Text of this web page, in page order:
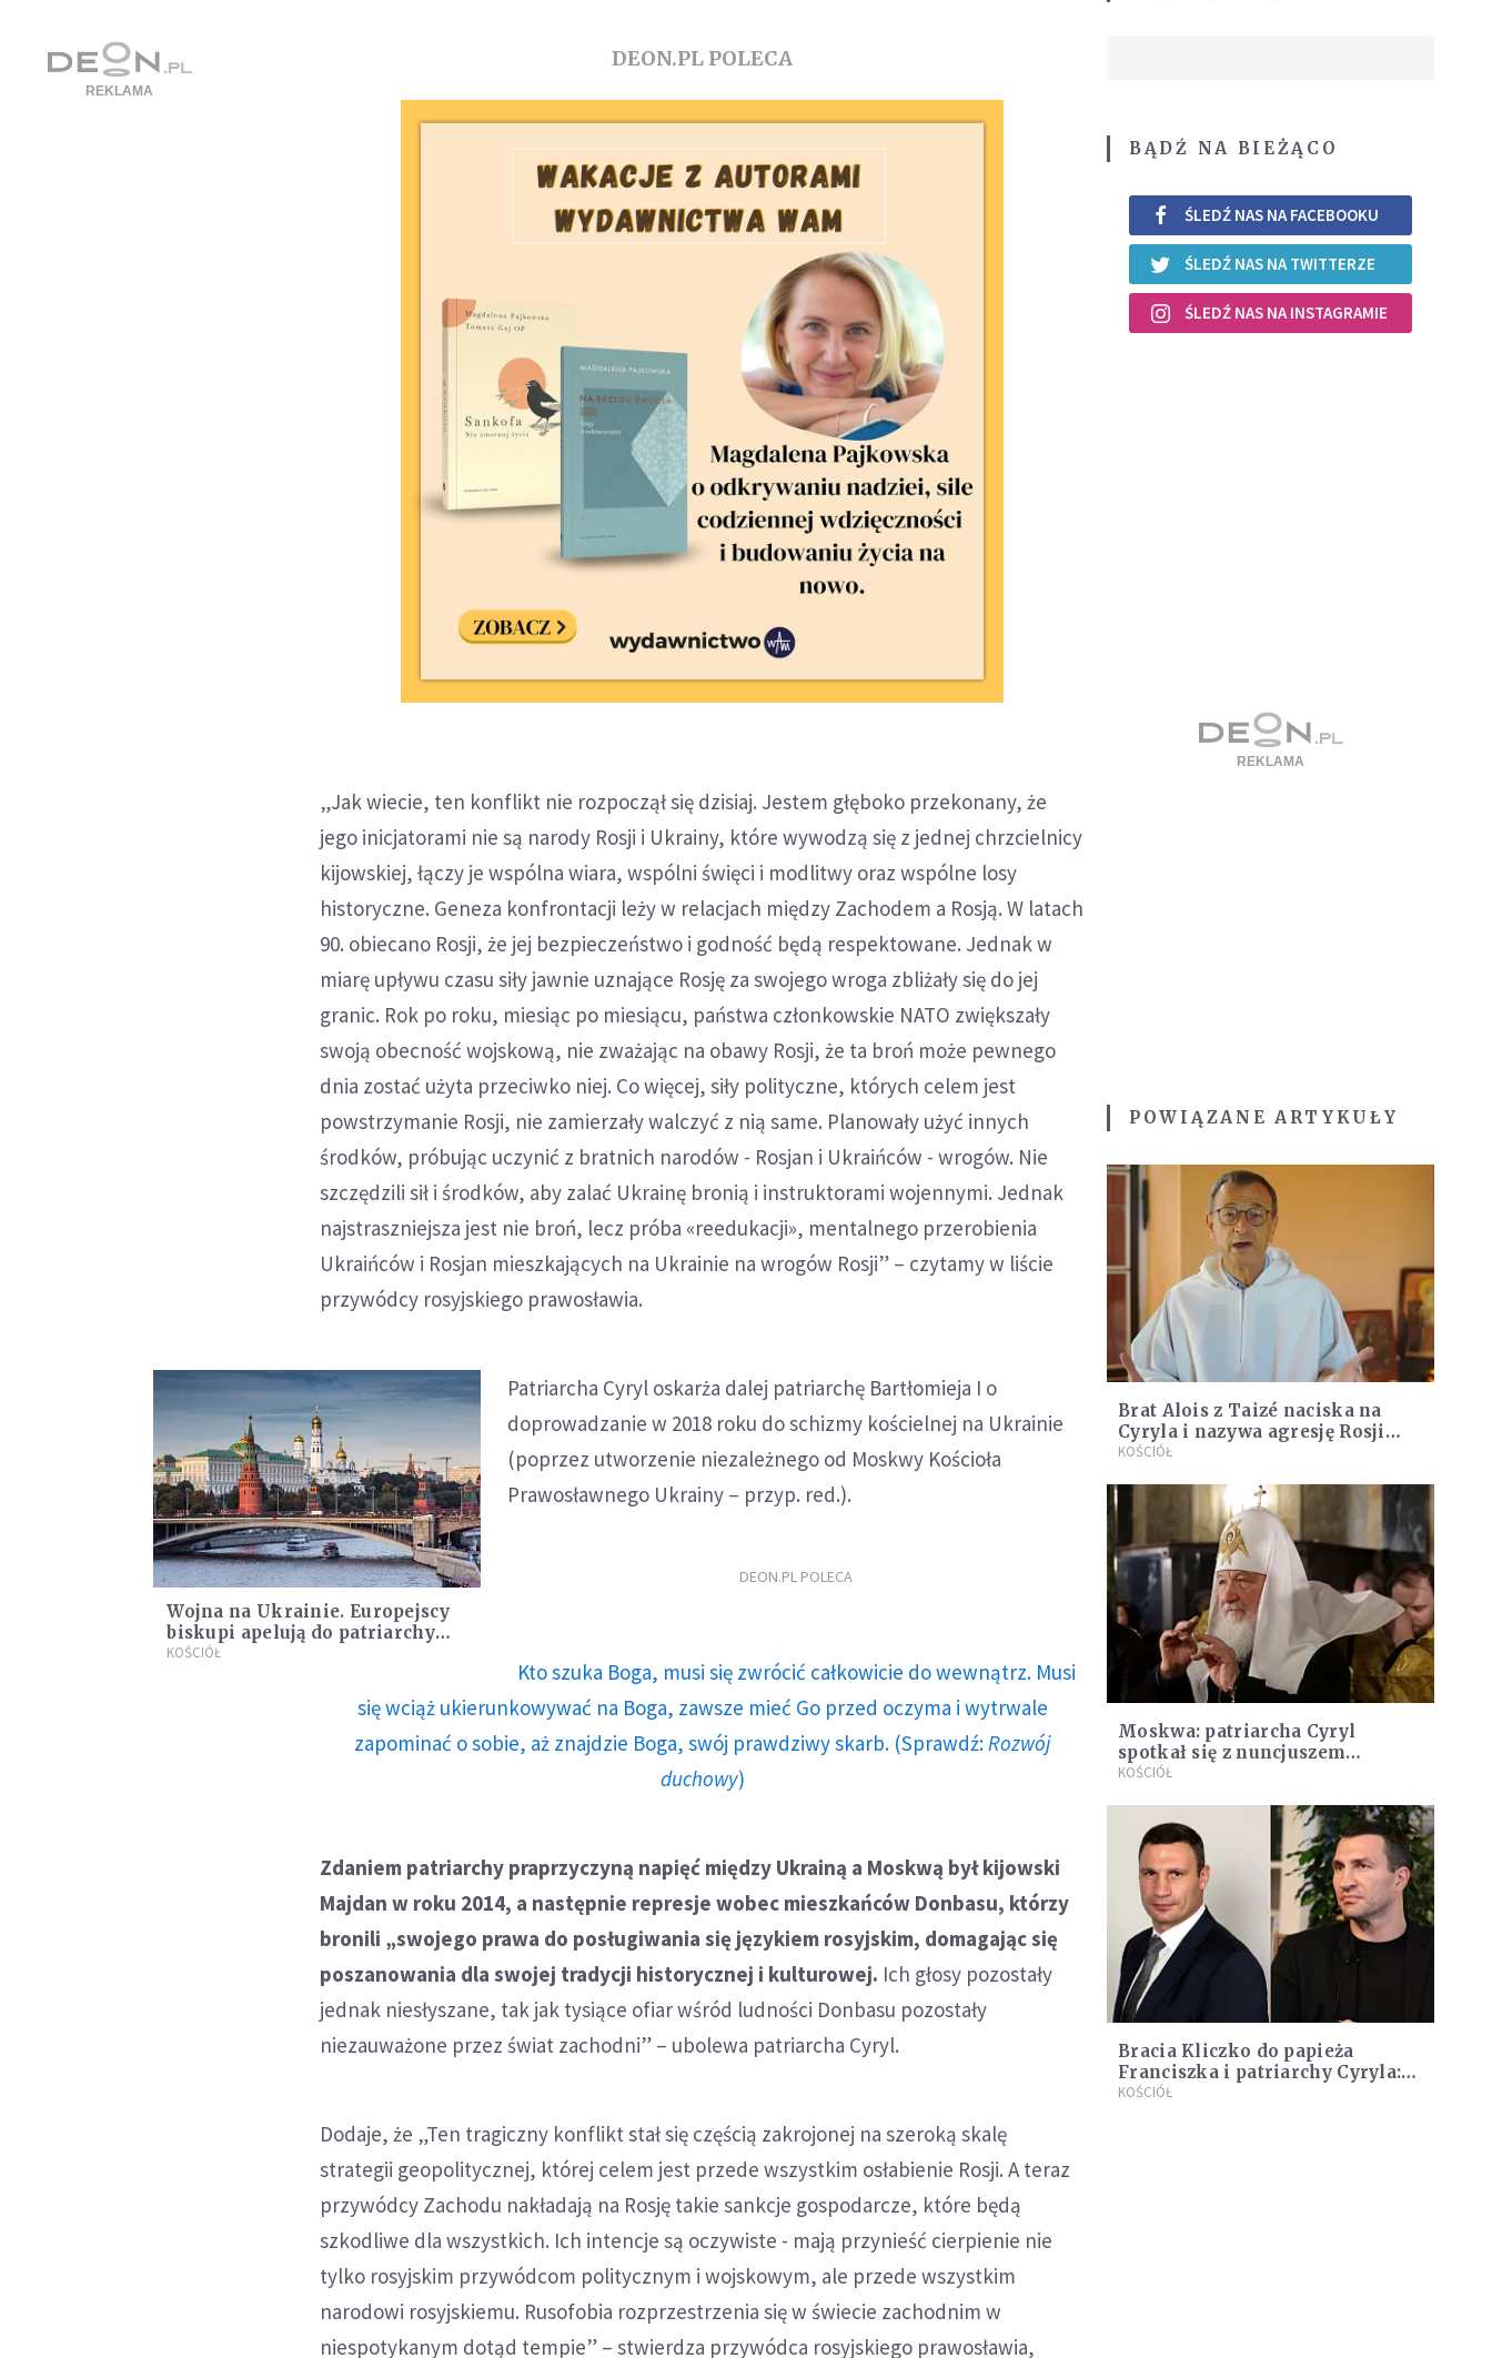
DEON.PL POLECA
„Jak wiecie, ten konflikt nie rozpoczął się dzisiaj. Jestem głęboko przekonany, że
jego inicjatorami nie są narody Rosji i Ukrainy, które wywodzą się z jednej chrzcielnicy
kijowskiej, łączy je wspólna wiara, wspólni święci i modlitwy oraz wspólne losy
historyczne. Geneza konfrontacji leży w relacjach między Zachodem a Rosją. W latach
90. obiecano Rosji, że jej bezpieczeństwo i godność będą respektowane. Jednak w
miarę upływu czasu siły jawnie uznające Rosję za swojego wroga zbliżały się do jej
granic. Rok po roku, miesiąc po miesiącu, państwa członkowskie NATO zwiększały
swoją obecność wojskową, nie zważając na obawy Rosji, że ta broń może pewnego
dnia zostać użyta przeciwko niej. Co więcej, siły polityczne, których celem jest
powstrzymanie Rosji, nie zamierzały walczyć z nią same. Planowały użyć innych
środków, próbując uczynić z bratnich narodów - Rosjan i Ukraińców - wrogów. Nie
szczędzili sił i środków, aby zalać Ukrainę bronią i instruktorami wojennymi. Jednak
najstraszniejsza jest nie broń, lecz próba «reedukacji», mentalnego przerobienia
Ukraińców i Rosjan mieszkających na Ukrainie na wrogów Rosji” – czytamy w liście
przywódcy rosyjskiego prawosławia.
Wojna na Ukrainie. Europejscy
biskupi apelują do patriarchy
moskiewskiego Cyryla
KOŚCIÓŁ
Patriarcha Cyryl oskarża dalej patriarchę Bartłomieja I o
doprowadzanie w 2018 roku do schizmy kościelnej na Ukrainie
(poprzez utworzenie niezależnego od Moskwy Kościoła
Prawosławnego Ukrainy – przyp. red.).
DEON.PL POLECA
Kto szuka Boga, musi się zwrócić całkowicie do wewnątrz. Musi
się wciąż ukierunkowywać na Boga, zawsze mieć Go przed oczyma i wytrwale
zapominać o sobie, aż znajdzie Boga, swój prawdziwy skarb. (Sprawdź: Rozwój
duchowy)
Zdaniem patriarchy praprzyczyną napięć między Ukrainą a Moskwą był kijowski
Majdan w roku 2014, a następnie represje wobec mieszkańców Donbasu, którzy
bronili „swojego prawa do posługiwania się językiem rosyjskim, domagając się
poszanowania dla swojej tradycji historycznej i kulturowej. Ich głosy pozostały
jednak niesłyszane, tak jak tysiące ofiar wśród ludności Donbasu pozostały
niezauważone przez świat zachodni” – ubolewa patriarcha Cyryl.
Dodaje, że „Ten tragiczny konflikt stał się częścią zakrojonej na szeroką skalę
strategii geopolitycznej, której celem jest przede wszystkim osłabienie Rosji. A teraz
przywódcy Zachodu nakładają na Rosję takie sankcje gospodarcze, które będą
szkodliwe dla wszystkich. Ich intencje są oczywiste - mają przynieść cierpienie nie
tylko rosyjskim przywódcom politycznym i wojskowym, ale przede wszystkim
narodowi rosyjskiemu. Rusofobia rozprzestrzenia się w świecie zachodnim w
niespotykanym dotąd tempie” – stwierdza przywódca rosyjskiego prawosławia,
BĄDŹ NA BIEŻĄCO
ŚLEDŹ NAS NA FACEBOOKU
ŚLEDŹ NAS NA TWITTERZE
ŚLEDŹ NAS NA INSTAGRAMIE
POWIĄZANE ARTYKUŁY
Brat Alois z Taizé naciska na
Cyryla i nazywa agresję Rosji
"absurdalną"
KOŚCIÓŁ
Moskwa: patriarcha Cyryl
spotkał się z nuncjuszem
apostolskim w Rosji
KOŚCIÓŁ
Bracia Kliczko do papieża
Franciszka i patriarchy Cyryla:
przyjedźcie do Kijowa, okażcie
KOŚCIÓŁ